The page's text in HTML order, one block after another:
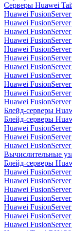
Серверы Huawei
Huawei
Huawei
Huawei
Huawei
Huawei
Huawei
Huawei
Huawei
Huawei
Huawei
Huawei
Блейд-серверы
Блейд-серверы
Huawei
Huawei
Huawei
Вычислительные
Блейд-серверы
Huawei
Huawei
Huawei
Huawei
Huawei
Huawei
Huawei